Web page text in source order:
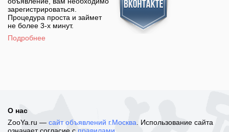
зарегистрироваться.
Процедура проста и займет
не более 3-х минут.
Подробнее
О нас
ZooYa.ru — сайт объявлений г.Москва . Использование сайта